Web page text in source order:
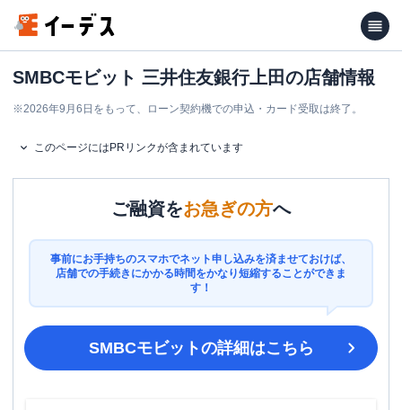
SMBCモビット 三井住友銀行上田の店舗情報
※2026年9月6日をもって、ローン契約機での申込・カード受取は終了。
このページにはPRリンクが含まれています
ご融資をお急ぎの方へ
事前にお手持ちのスマホでネット申し込みを済ませておけば、
店舗での手続きにかかる時間をかなり短縮することができま
す！
SMBCモビットの詳細はこちら